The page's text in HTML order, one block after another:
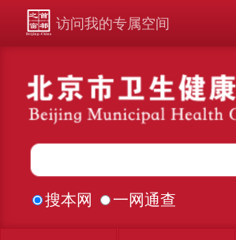
访问我的专属空间
搜本网 一网通查